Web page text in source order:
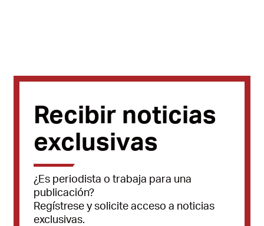
Recibir noticias
exclusivas
¿Es periodista o trabaja para una
publicación?
Regístrese y solicite acceso a noticias
exclusivas.